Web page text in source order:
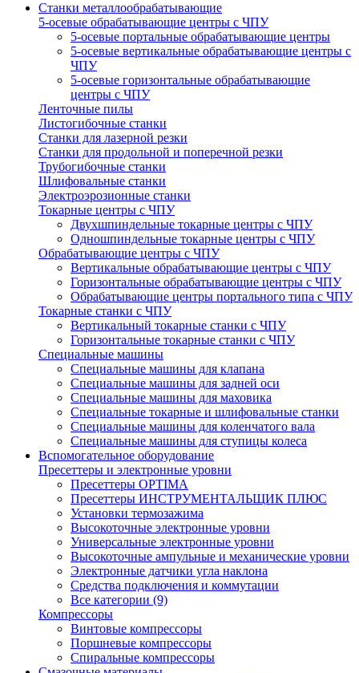
Станки металлообрабатывающие
5-осевые обрабатывающие центры с ЧПУ
5-осевые портальные обрабатывающие центры
5-осевые вертикальные обрабатывающие центры с
ЧПУ
5-осевые горизонтальные обрабатывающие
центры с ЧПУ
Ленточные пилы
Листогибочные станки
Станки для лазерной резки
Станки для продольной и поперечной резки
Трубогибочные станки
Шлифовальные станки
Электроэрозионные станки
Токарные центры с ЧПУ
Двухшпиндельные токарные центры с ЧПУ
Одношпиндельные токарные центры с ЧПУ
Обрабатывающие центры с ЧПУ
Вертикальные обрабатывающие центры с ЧПУ
Горизонтальные обрабатывающие центры с ЧПУ
Обрабатывающие центры портального типа с ЧПУ
Токарные станки с ЧПУ
Вертикальный токарные станки с ЧПУ
Горизонтальные токарные станки с ЧПУ
Специальные машины
Специальные машины для клапана
Специальные машины для задней оси
Специальные машины для маховика
Специальные токарные и шлифовальные станки
Специальные машины для коленчатого вала
Специальные машины для ступицы колеса
Вспомогательное оборудование
Пресеттеры и электронные уровни
Пресеттеры OPTIMA
Пресеттеры ИНСТРУМЕНТАЛЬЩИК ПЛЮС
Установки термозажима
Высокоточные электронные уровни
Универсальные электронные уровни
Высокоточные ампульные и механические уровни
Электронные датчики угла наклона
Средства подключения и коммутации
Все категории (9)
Компрессоры
Винтовые компрессоры
Поршневые компрессоры
Спиральные компрессоры